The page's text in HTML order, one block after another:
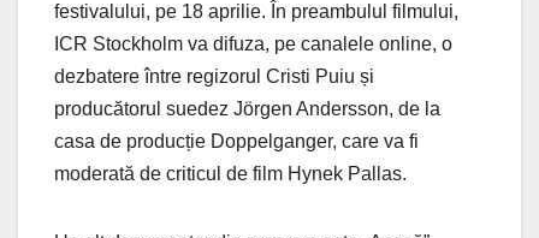
festivalului, pe 18 aprilie. În preambulul filmului,
ICR Stockholm va difuza, pe canalele online, o
dezbatere între regizorul Cristi Puiu și
producătorul suedez Jörgen Andersson, de la
casa de producție Doppelganger, care va fi
moderată de criticul de film Hynek Pallas.